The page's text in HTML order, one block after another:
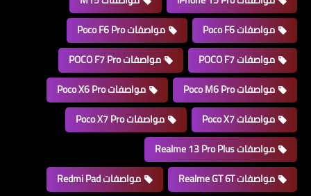
مواصفات Poco F6
مواصفات Poco F6 Pro
مواصفات POCO F7
مواصفات POCO F7 Pro
مواصفات Poco M6 Pro
مواصفات Poco X6 Pro
مواصفات Poco X7
مواصفات Poco X7 Pro
مواصفات Realme 13 Pro Plus
مواصفات Realme GT 6T
مواصفات Redmi Pad